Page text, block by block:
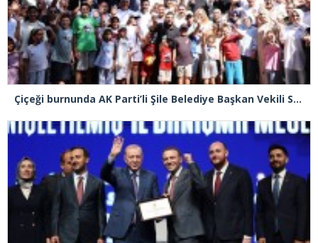
Çiçeği burnunda AK Parti’li Şile Belediye Başkan Vekili Sacit Terzi, teşkilatlarla piknikte buluştu